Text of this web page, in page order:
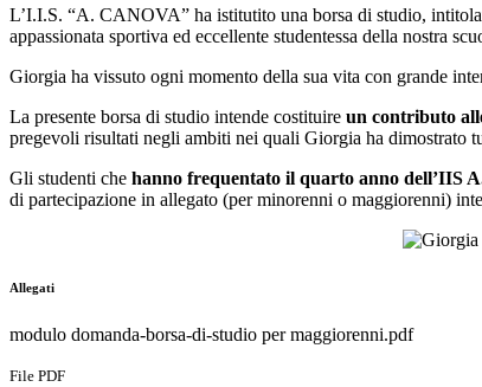
L’I.I.S. “A. CANOVA” ha istitutito una borsa di studio,
appassionata sportiva ed eccellente studentessa della nostra
Giorgia ha vissuto ogni momento della sua vita con grande
La presente borsa di studio intende costituire un contributo
pregevoli risultati negli ambiti nei quali Giorgia ha dimostrato
Gli studenti che hanno frequentato il quarto anno dell’IIS
di partecipazione in allegato (per minorenni o maggiorenni)
Allegati
modulo domanda-borsa-di-studio per maggiorenni.pdf
File PDF